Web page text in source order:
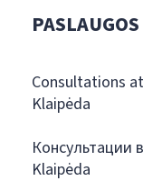
PASLAUGOS
Consultations
Klaipėda
Консультации
Klaipėda